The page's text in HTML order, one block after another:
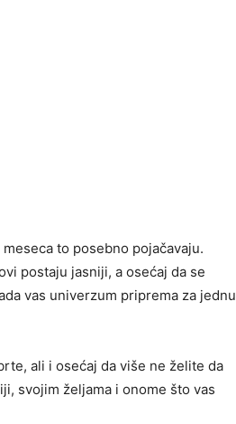
to posebno pojačavaju.
postaju jasniji, a osećaj da se
vas univerzum priprema za jednu
ali i osećaj da više ne želite da
svojim željama i onome što vas